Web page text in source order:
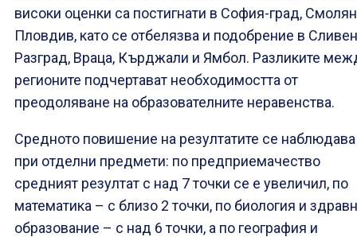
високи оценки са постигнати в София-град,
Пловдив, като се отбелязва и подобрение в
Разград, Враца, Кърджали и Ямбол. Разликите
регионите подчертават необходимостта от
преодоляване на образователните неравенства.
Средното повишение на резултатите се
при отделни предмети: по предприемачество
средният резултат с над 7 точки се е увеличил, по
математика – с близо 2 точки, по биология и
образование – с над 6 точки, а по география и